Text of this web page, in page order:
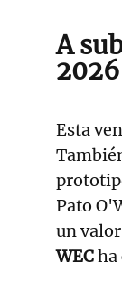
A
Esta
Pato
un
WECha